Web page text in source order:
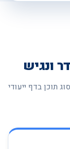
ונגיש
תוכן בדף ייעודי